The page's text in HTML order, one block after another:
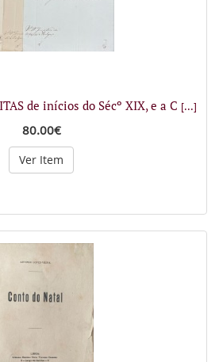
de inícios do Sécº XIX, e a C [...]
80.00€
Ver Item